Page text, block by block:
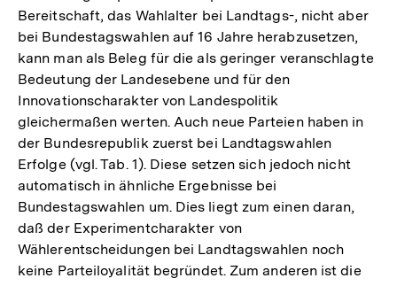
Bereitschaft, das Wahlalter bei Landtags-, nicht aber
bei Bundestagswahlen auf 16 Jahre herabzusetzen,
kann man als Beleg für die als geringer veranschlagte
Bedeutung der Landesebene und für den
Innovationscharakter von Landespolitik
gleichermaßen werten. Auch neue Parteien haben in
der Bundesrepublik zuerst bei Landtagswahlen
Erfolge (vgl. Tab. 1). Diese setzen sich jedoch nicht
automatisch in ähnliche Ergebnisse bei
Bundestagswahlen um. Dies liegt zum einen daran,
daß der Experimentcharakter von
Wählerentscheidungen bei Landtagswahlen noch
keine Parteiloyalität begründet. Zum anderen ist die